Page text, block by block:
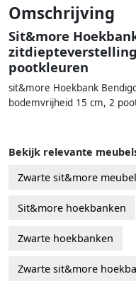
Omschrijving
Sit&more
pootkleuren
sit&more Hoekbank
bodemvrijheid 15 cm, 2
Bekijk relevante
Zwarte sit&more
Sit&more hoekbanken
Zwarte hoekbanken
Zwarte sit&more